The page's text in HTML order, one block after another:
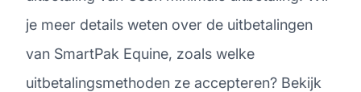
je meer details weten over de uitbetalingen
van SmartPak Equine, zoals welke
uitbetalingsmethoden ze accepteren? Bekijk